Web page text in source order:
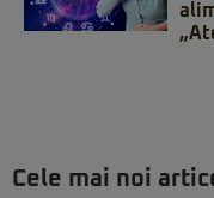
Cele mai noi